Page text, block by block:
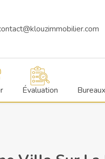
Évaluation